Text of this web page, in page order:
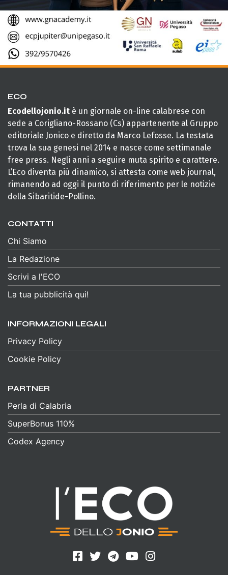
ECO
Ecodellojonio.it è un giornale on-line calabrese con
sede a Corigliano-Rossano (Cs) appartenente al Gruppo
editoriale Jonico e diretto da Marco Lefosse. La testata
trova la sua genesi nel 2014 e nasce come settimanale
free press. Negli anni a seguire muta spirito e carattere.
L’Eco diventa più dinamico, si attesta come web journal,
rimanendo ad oggi il punto di riferimento per le notizie
della Sibaritide-Pollino.
CONTATTI
Chi Siamo
La Redazione
Scrivi a l'ECO
La tua pubblicità qui!
INFORMAZIONI LEGALI
Privacy Policy
Cookie Policy
PARTNER
Perla di Calabria
SuperBonus 110%
Codex Agency